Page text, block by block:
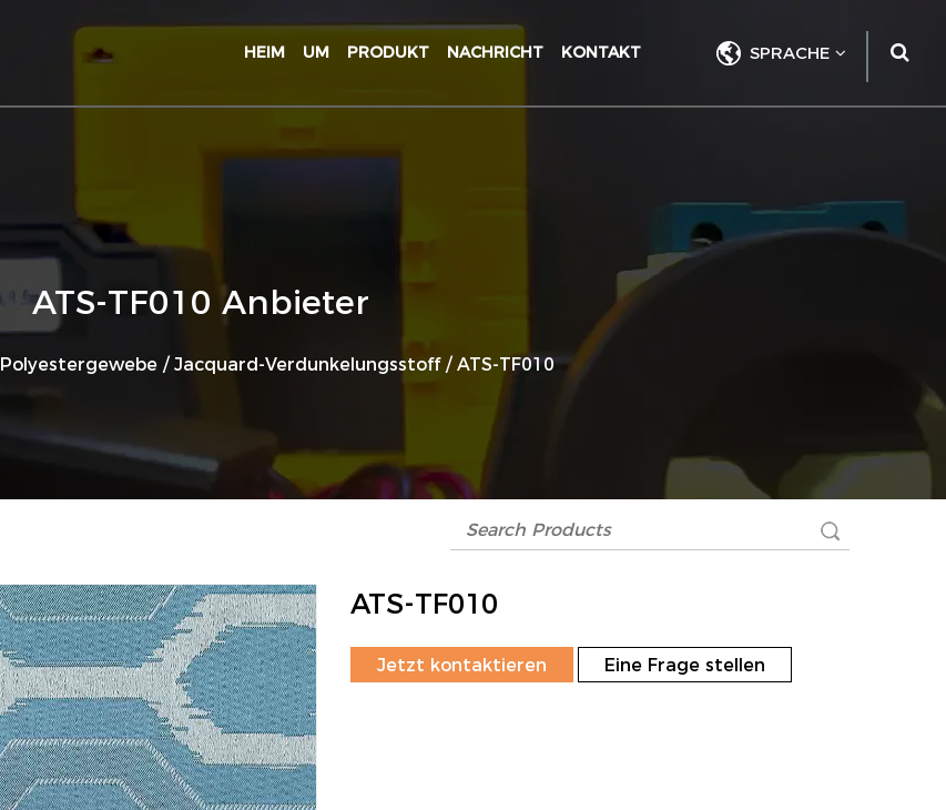
SPRACHE
HEIM UM PRODUKT NACHRICHT KONTAKT
ATS-TF010 Anbieter
Polyestergewebe / Jacquard-Verdunkelungsstoff/ ATS-TF010
ATS-TF010
Jetzt kontaktieren Eine Frage stellen